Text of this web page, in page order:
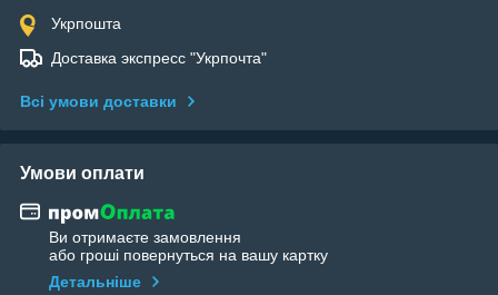
Укрпошта
Доставка экспресс "Укрпочта"
Всі умови доставки
Умови оплати
Ви отримаєте замовлення
або гроші повернуться на вашу картку
Детальніше